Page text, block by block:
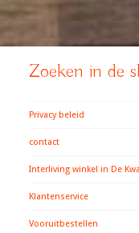
Zoeken in de
Privacy beleid
contact
Interliving winkel in De
Klantenservice
Vooruitbestellen